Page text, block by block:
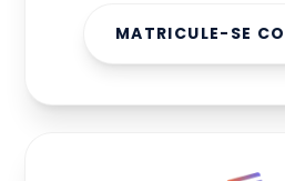
MATRICULE-SE